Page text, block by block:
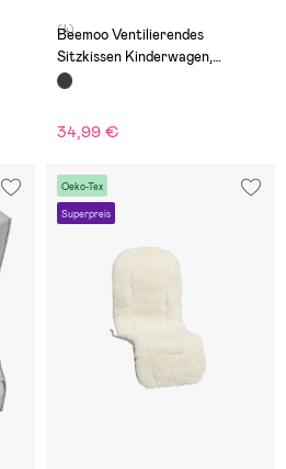
(4)
Beemoo Ventilierendes
Sitzkissen Kinderwagen,
Schwarz
34,99 €
Oeko-Tex
Superpreis